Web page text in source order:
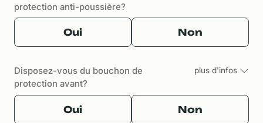
protection anti-poussière?
Oui Non
Disposez-vous du bouchon de
protection avant?
plus d'infos
Oui Non